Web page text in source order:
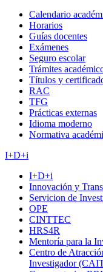
Calendario
Horarios
Guías docentes
Exámenes
Seguro escolar
Trámites
Títulos y
RAC
TFG
Prácticas externas
Idioma moderno
Normativa
I+D+i
I+D+i
Innovación y
Servicion de
OPE
CINTTEC
HRS4R
Mentoría para la
Centro de
Investigador